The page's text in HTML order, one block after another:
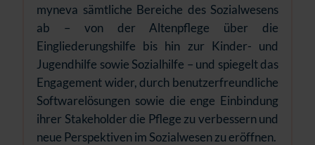
myneva sämtliche Bereiche des Sozialwesens
ab – von der Altenpflege über die
Eingliederungshilfe bis hin zur Kinder- und
Jugendhilfe sowie Sozialhilfe – und spiegelt das
Engagement wider, durch benutzerfreundliche
Softwarelösungen sowie die enge Einbindung
ihrer Stakeholder die Pflege zu verbessern und
neue Perspektiven im Sozialwesen zu eröffnen.